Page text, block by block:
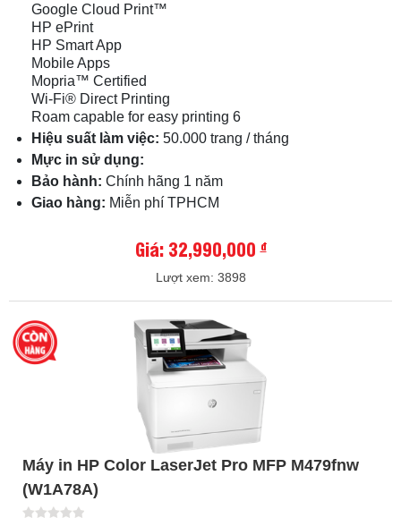
Google Cloud Print™
HP ePrint
HP Smart App
Mobile Apps
Mopria™ Certified
Wi-Fi® Direct Printing
Roam capable for easy printing 6
Hiệu suất làm việc: 50.000 trang / tháng
Mực in sử dụng:
Bảo hành: Chính hãng 1 năm
Giao hàng: Miễn phí TPHCM
Giá: 32,990,000đ
Lượt xem: 3898
Máy in HP Color LaserJet Pro MFP M479fnw
(W1A78A)